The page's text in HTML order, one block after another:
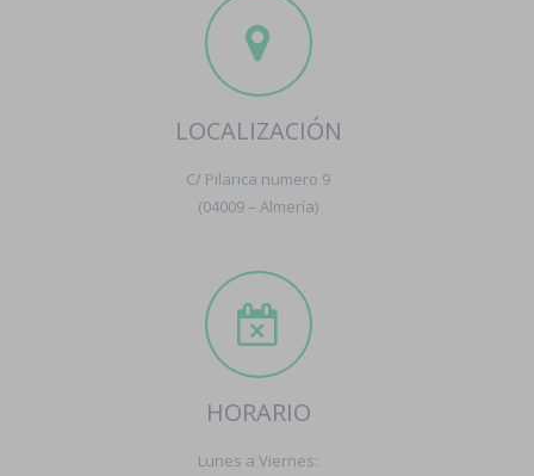
LOCALIZACIÓN
C/ Pilarica numero 9
(04009 – Almería)
HORARIO
Lunes a Viernes: